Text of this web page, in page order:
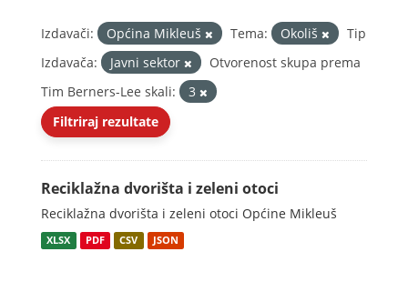
Izdavači: Općina Mikleuš Tema: Okoliš
Tip
Izdavača:
Javni sektor
Otvorenost skupa prema
Tim Berners-Lee skali:
3
Filtriraj rezultate
Reciklažna dvorišta i zeleni otoci
Reciklažna dvorišta i zeleni otoci Općine Mikleuš
XLSX PDF CSV JSON